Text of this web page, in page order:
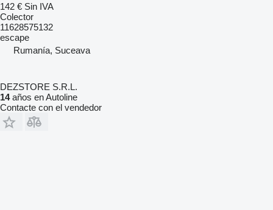
142 € Sin IVA
Colector
11628575132
escape
Rumanía, Suceava
DEZSTORE S.R.L.
14años en Autoline
Contacte con el vendedor